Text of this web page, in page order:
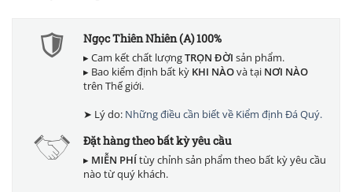
Ngọc Thiên Nhiên (A) 100%
▸ Cam kết chất lượngTRỌN ĐỜI sản phẩm.
▸ Bao kiểm định bất kỳ KHI NÀOvà tại NƠI NÀO
trên Thế giới.
➤ Lý do: Những điều cần biết về Kiểm định Đá Quý.
Đặt hàng theo bất kỳ yêu cầu
▸ MIỄN PHÍ tùy chỉnh sản phẩm theo bất kỳ yêu cầu
nào từ quý khách.